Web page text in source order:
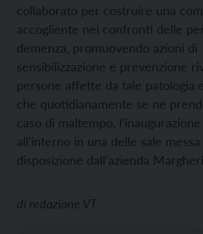
collaborato per costruire una
accogliente nei confronti delle
demenza, promuovendo azioni di
sensibilizzazione e prevenzione
persone affette da tale patologia
che quotidianamente se ne
caso di maltempo,
all’interno in una delle sale messa
disposizione dall’azienda
di redazione VT